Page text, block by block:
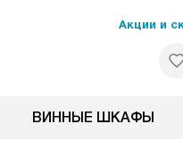
Акции и
ВИННЫЕ ШКАФЫ